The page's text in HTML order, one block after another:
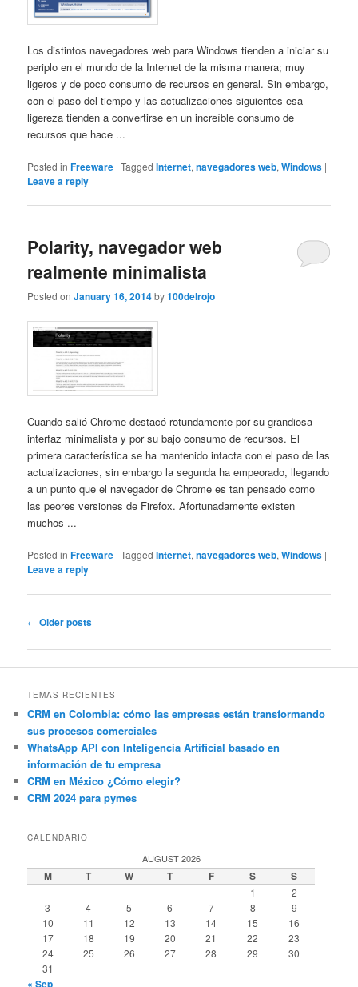
Los distintos navegadores web para Windows tienden a iniciar su
periplo en el mundo de la Internet de la misma manera; muy
ligeros y de poco consumo de recursos en general. Sin embargo,
con el paso del tiempo y las actualizaciones siguientes esa
ligereza tienden a convertirse en un increíble consumo de
recursos que hace ...
Posted in Freeware |Tagged Internet,navegadores web,Windows |
Leave a reply
Polarity, navegador web
realmente minimalista
Posted onJanuary 16, 2014by100delrojo
Cuando salió Chrome destacó rotundamente por su grandiosa
interfaz minimalista y por su bajo consumo de recursos. El
primera característica se ha mantenido intacta con el paso de las
actualizaciones, sin embargo la segunda ha empeorado, llegando
a un punto que el navegador de Chrome es tan pensado como
las peores versiones de Firefox. Afortunadamente existen
muchos ...
Posted in Freeware |Tagged Internet,navegadores web,Windows |
Leave a reply
Post
← Older posts
TEMAS RECIENTES
CRM en Colombia: cómo las empresas están transformando
sus procesos comerciales
WhatsApp API con Inteligencia Artificial basado en
información de tu empresa
CRM en México ¿Cómo elegir?
CRM 2024 para pymes
CALENDARIO
AUGUST 2026
M T W T F S S
1
2
3
4 5 6 7 8
9
10
11 12 13 14 15
16
17
18 19 20 21 22
23
24
25 26 27 28 29
30
31